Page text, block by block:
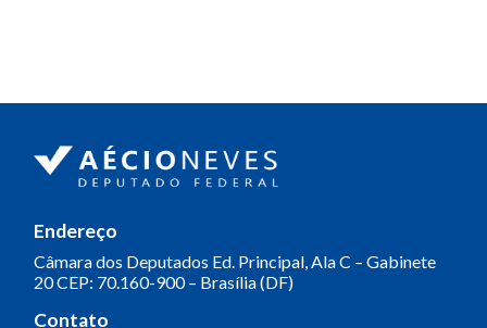
Endereço
Câmara dos Deputados Ed. Principal, Ala C – Gabinete
20CEP: 70.160-900 – Brasília (DF)
Contato